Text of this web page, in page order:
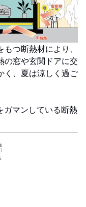
つ断熱材により、
の窓や玄関ドアに交
く、夏は涼しく過ご
ガマンしている断熱